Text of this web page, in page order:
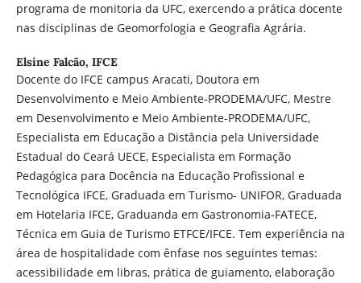
programa de monitoria da UFC, exercendo a prática docente
nas disciplinas de Geomorfologia e Geografia Agrária.
Elsine Falcão, IFCE
Docente do IFCE campus Aracati, Doutora em
Desenvolvimento e Meio Ambiente-PRODEMA/UFC, Mestre
em Desenvolvimento e Meio Ambiente-PRODEMA/UFC,
Especialista em Educação a Distância pela Universidade
Estadual do Ceará UECE, Especialista em Formação
Pedagógica para Docência na Educação Profissional e
Tecnológica IFCE, Graduada em Turismo- UNIFOR, Graduada
em Hotelaria IFCE, Graduanda em Gastronomia-FATECE,
Técnica em Guia de Turismo ETFCE/IFCE. Tem experiência na
área de hospitalidade com ênfase nos seguintes temas:
acessibilidade em libras, prática de guiamento, elaboração